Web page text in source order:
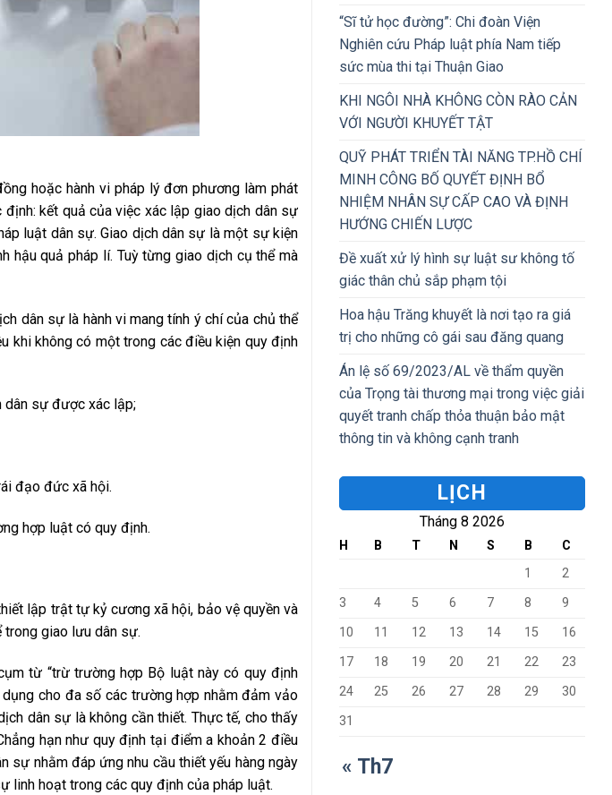
hoặc hành vi pháp lý đơn phương làm phát
kết quả của việc xác lập giao dịch dân sự
luật dân sự. Giao dịch dân sự là một sự kiện
hậu quả pháp lí. Tuỳ từng giao dịch cụ thể mà
dân sự là hành vi mang tính ý chí của chủ thể
khi không có một trong các điều kiện quy định
dân sự được xác lập;
đạo đức xã hội.
hợp luật có quy định.
lập trật tự kỷ cương xã hội, bảo vệ quyền và
trong giao lưu dân sự.
từ “trừ trường hợp Bộ luật này có quy định
cho đa số các trường hợp nhằm đảm vảo
dân sự là không cần thiết. Thực tế, cho thấy
hạn như quy định tại điểm a khoản 2 điều
sự nhằm đáp ứng nhu cầu thiết yếu hàng ngày
linh hoạt trong các quy định của pháp luật.
“Sĩ tử học đường”: Chi đoàn Viện
Nghiên cứu Pháp luật phía Nam tiếp
sức mùa thi tại Thuận Giao
KHI NGÔI NHÀ KHÔNG CÒN RÀO CẢN
VỚI NGƯỜI KHUYẾT TẬT
QUỸ PHÁT TRIỂN TÀI NĂNG TP.HỒ CHÍ
MINH CÔNG BỐ QUYẾT ĐỊNH BỔ
NHIỆM NHÂN SỰ CẤP CAO VÀ ĐỊNH
HƯỚNG CHIẾN LƯỢC
Đề xuất xử lý hình sự luật sư không tố
giác thân chủ sắp phạm tội
Hoa hậu Trăng khuyết là nơi tạo ra giá
trị cho những cô gái sau đăng quang
Án lệ số 69/2023/AL về thẩm quyền
của Trọng tài thương mại trong việc giải
quyết tranh chấp thỏa thuận bảo mật
thông tin và không cạnh tranh
LỊCH
Tháng 8 2026
H B T N S B
C
1
2
3
4 5 6 7 8
9
10
11 12 13 14 15
16
17
18 19 20 21 22
23
24
25 26 27 28 29
30
31
« Th7